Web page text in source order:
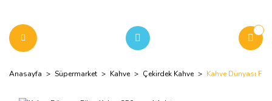
Anasayfa Süpermarket Kahve Çekirdek Kahve Kahve Dünyası